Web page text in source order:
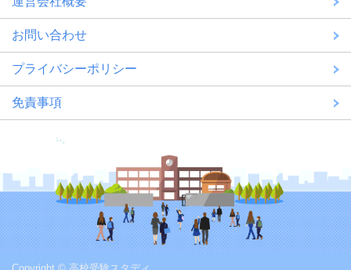
お問い合わせ
プライバシーポリシー
免責事項